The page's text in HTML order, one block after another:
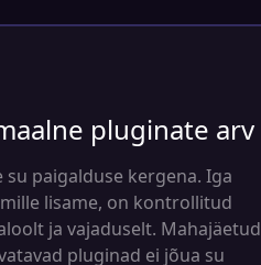
pluginate arv
su paigalduse kergena. Iga
lisame, on kontrollitud
ja vajaduselt. Mahajäetud
pluginad ei jõua su